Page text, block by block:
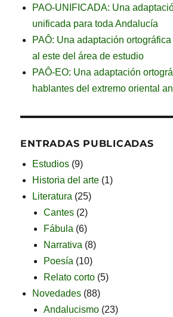
PAO-UNIFICADA: Una
unificada para toda Andalucía
PAÔ: Una adaptación
al este del área de estudio
PAÔ-EO: Una adaptación
hablantes del extremo oriental
ENTRADAS PUBLICADAS
Estudios(9)
Historia del arte(1)
Literatura(25)
Cantes (2)
Fábula (6)
Narrativa (8)
Poesía (10)
Relato corto (5)
Novedades(88)
Andalucismo (23)